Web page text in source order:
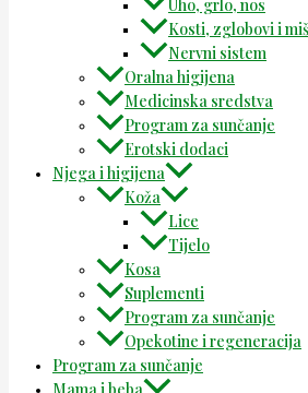
Uho, grlo, nos
Kosti, zglobovi i
Nervni sistem
Oralna higijena
Medicinska sredstva
Program za sunčanje
Erotski dodaci
Njega i higijena
Koža
Lice
Tijelo
Kosa
Suplementi
Program za sunčanje
Opekotine i regeneracija
Program za sunčanje